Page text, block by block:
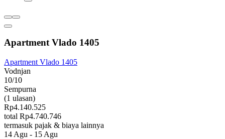
Apartment Vlado 1405
Apartment Vlado 1405
Vodnjan
10/10
Sempurna
(1 ulasan)
Rp4.140.525
total Rp4.740.746
termasuk pajak & biaya lainnya
14 Agu - 15 Agu